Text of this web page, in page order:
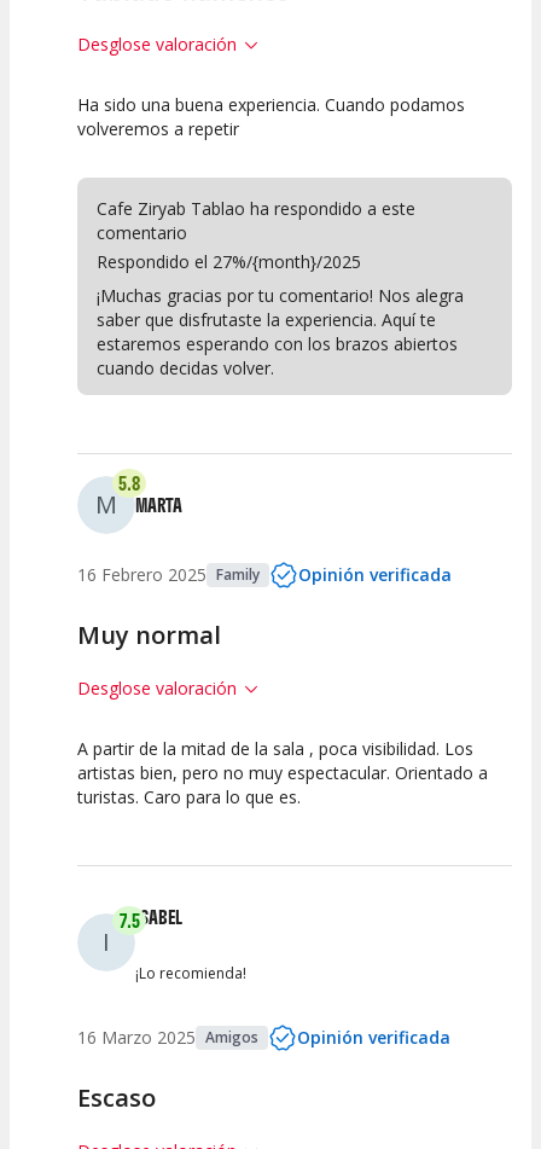
Desglose valoración
7.5
Espectáculo
7.5
Escena
7.5
artística
Ha sido una buena experiencia. Cuando podamos
volveremos a repetir
Cafe Ziryab Tablao ha respondido a este
comentario
Respondido el 27%/{month}/2025
¡Muchas gracias por tu comentario! Nos alegra
saber que disfrutaste la experiencia. Aquí te
estaremos esperando con los brazos abiertos
cuando decidas volver.
M
5.8
MARTA
16 Febrero 2025 Family Opinión verificada
Muy normal
Desglose valoración
5
Calidad del
5
Puesta en
7.5
Interpretación
A partir de la mitad de la sala , poca visibilidad. Los
artistas bien, pero no muy espectacular. Orientado a
turistas. Caro para lo que es.
I
7.5ISABEL
¡Lo recomienda!
16 Marzo 2025 Amigos Opinión verificada
Escaso